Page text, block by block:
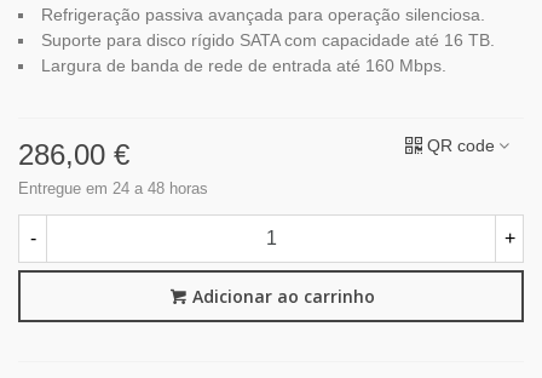
Refrigeração passiva avançada para operação silenciosa.
Suporte para disco rígido SATA com capacidade até 16 TB.
Largura de banda de rede de entrada até 160 Mbps.
286,00 €
Entregue em 24 a 48 horas
QR code
- +
Adicionar ao carrinho